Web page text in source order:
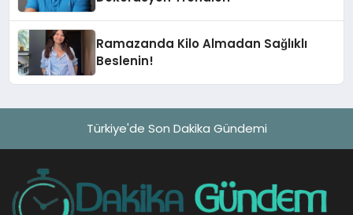
Ramazanda Kilo Almadan Sağlıklı
Beslenin!
Türkiye'de Son Dakika Gündemi